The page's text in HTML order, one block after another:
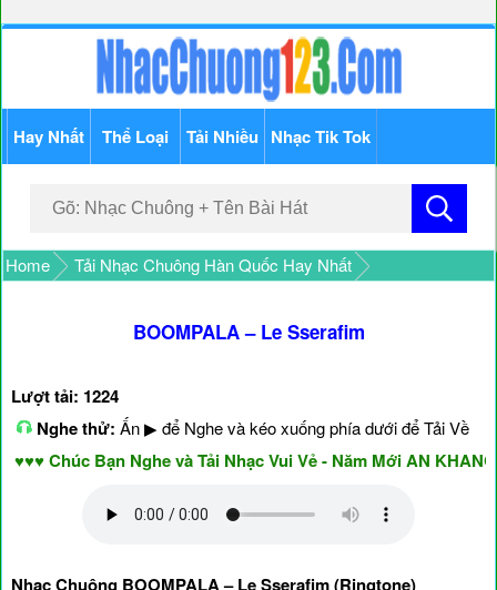
Hay Nhất Thể Loại Tải Nhiều Nhạc Tik Tok
Home Tải Nhạc Chuông Hàn Quốc Hay Nhất
BOOMPALA – Le Sserafim
Lượt tải: 1224
Nghe thử: Ấn ▶ để Nghe và kéo xuống phía dưới để Tải Về
Chúc Bạn Nghe và Tải Nhạc Vui Vẻ - Năm Mới AN KHANG &
Nhạc Chuông BOOMPALA – Le Sserafim (Ringtone)